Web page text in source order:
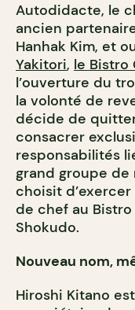
Autodidacte, le
ancien
Hanhak Kim, et
Yakitori, le Bistro
l’ouverture du
la volonté de
décide de
consacrer
responsabilités
grand groupe
choisit
de chef au
Shokudo.
Nouveau nom,
Hiroshi Kitano